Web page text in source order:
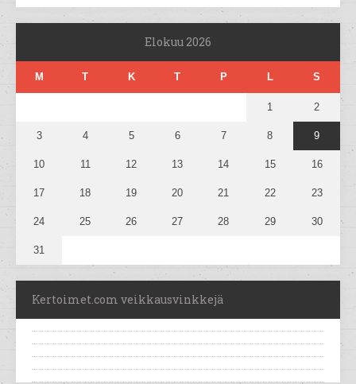
Elokuu 2026
M T K T P L S
1 2
3 4 5 6 7 8 9
10 11 12 13 14 15 16
17 18 19 20 21 22 23
24 25 26 27 28 29 30
31
Kertoimet.com veikkausvinkkejä